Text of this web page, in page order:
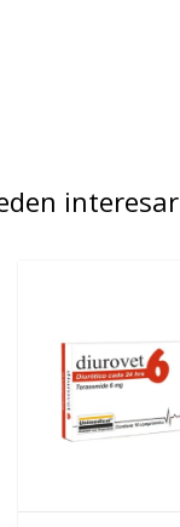
interesar